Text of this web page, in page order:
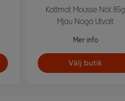
Kattmat Mousse Nöt 85g
Mjau Noga Utvalt
Mer info
Välj butik